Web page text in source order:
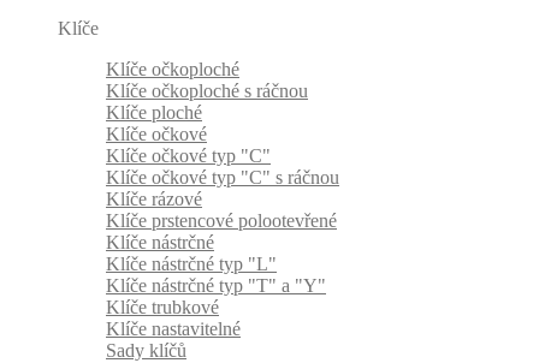
Klíče
Klíče očkoploché
Klíče očkoploché s ráčnou
Klíče ploché
Klíče očkové
Klíče očkové typ "C"
Klíče očkové typ "C" s ráčnou
Klíče rázové
Klíče prstencové polootevřené
Klíče nástrčné
Klíče nástrčné typ "L"
Klíče nástrčné typ "T" a "Y"
Klíče trubkové
Klíče nastavitelné
Sady klíčů